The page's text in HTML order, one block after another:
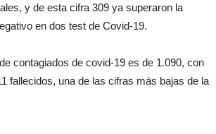
y de esta cifra 309 ya superaron la
en dos test de Covid-19.
contagiados de covid-19 es de 1.090, con
fallecidos, una de las cifras más bajas de la